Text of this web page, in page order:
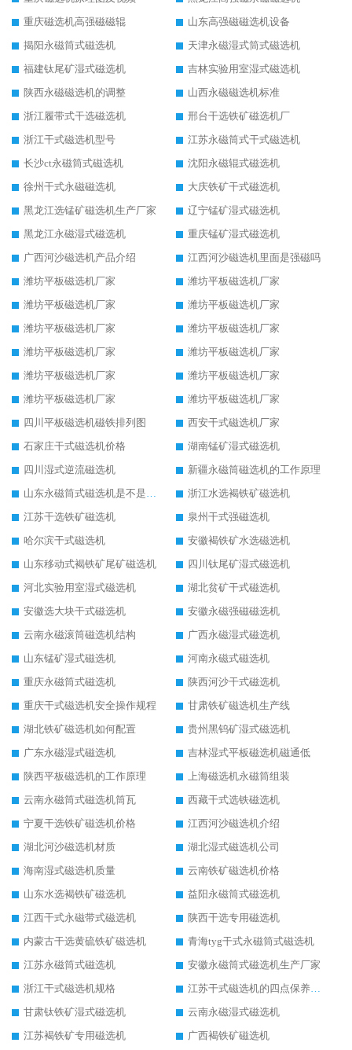
重庆磁选机高强磁磁辊
山东高强磁磁选机设备
揭阳永磁筒式磁选机
天津永磁湿式筒式磁选机
福建钛尾矿湿式磁选机
吉林实验用室湿式磁选机
陕西永磁磁选机的调整
山西永磁磁选机标准
浙江履带式干选磁选机
邢台干选铁矿磁选机厂
浙江干式磁选机型号
江苏永磁筒式干式磁选机
长沙ct永磁筒式磁选机
沈阳永磁辊式磁选机
徐州干式永磁磁选机
大庆铁矿干式磁选机
黑龙江选锰矿磁选机生产厂家
辽宁锰矿湿式磁选机
黑龙江永磁湿式磁选机
重庆锰矿湿式磁选机
广西河沙磁选机产品介绍
江西河沙磁选机里面是强磁吗
潍坊平板磁选机厂家
潍坊平板磁选机厂家
潍坊平板磁选机厂家
潍坊平板磁选机厂家
潍坊平板磁选机厂家
潍坊平板磁选机厂家
潍坊平板磁选机厂家
潍坊平板磁选机厂家
潍坊平板磁选机厂家
潍坊平板磁选机厂家
潍坊平板磁选机厂家
潍坊平板磁选机厂家
四川平板磁选机磁铁排列图
西安干式磁选机厂家
石家庄干式磁选机价格
湖南锰矿湿式磁选机
四川湿式逆流磁选机
新疆永磁筒磁选机的工作原理
山东永磁筒式磁选机是不是强磁
浙江水选褐铁矿磁选机
江苏干选铁矿磁选机
泉州干式强磁选机
哈尔滨干式磁选机
安徽褐铁矿水选磁选机
山东移动式褐铁矿尾矿磁选机
四川钛尾矿湿式磁选机
河北实验用室湿式磁选机
湖北贫矿干式磁选机
安徽选大块干式磁选机
安徽永磁强磁磁选机
云南永磁滚筒磁选机结构
广西永磁湿式磁选机
山东锰矿湿式磁选机
河南永磁式磁选机
重庆永磁筒式磁选机
陕西河沙干式磁选机
重庆干式磁选机安全操作规程
甘肃铁矿磁选机生产线
湖北铁矿磁选机如何配置
贵州黑钨矿湿式磁选机
广东永磁湿式磁选机
吉林湿式平板磁选机磁通低
陕西平板磁选机的工作原理
上海磁选机永磁筒组装
云南永磁筒式磁选机筒瓦
西藏干式选铁磁选机
宁夏干选铁矿磁选机价格
江西河沙磁选机介绍
湖北河沙磁选机材质
湖北湿式磁选机公司
海南湿式磁选机质量
云南铁矿磁选机价格
山东水选褐铁矿磁选机
益阳永磁筒式磁选机
江西干式永磁带式磁选机
陕西干选专用磁选机
内蒙古干选黄硫铁矿磁选机
青海tyg干式永磁筒式磁选机
江苏永磁筒式磁选机
安徽永磁筒式磁选机生产厂家
浙江干式磁选机规格
江苏干式磁选机的四点保养秘籍
甘肃钛铁矿湿式磁选机
云南永磁湿式磁选机
江苏褐铁矿专用磁选机
广西褐铁矿磁选机